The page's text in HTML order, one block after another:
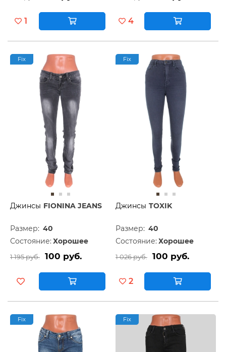
1 4
Fix
Джинсы FIONINA JEANS
Размер: 40
Состояние: Хорошее
1 195 руб. 100 руб.
Fix
Джинсы TOXIK
Размер: 40
Состояние: Хорошее
1 026 руб. 100 руб.
2
Fix Fix